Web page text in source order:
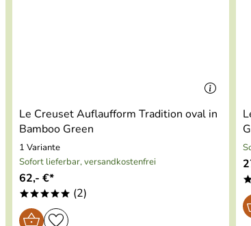
Le Creuset Auflaufform Tradition oval in
Bamboo Green
1 Variante
Sofort lieferbar, versandkostenfrei
62,- €*
***** (2)